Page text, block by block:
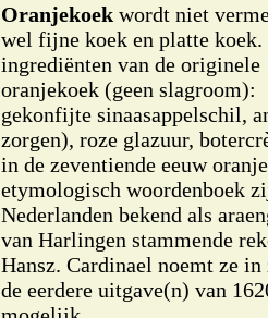
Oranjekoek wordt niet
wel fijne koek en platte koek.
ingrediënten van de originele
oranjekoek (geen slagroom):
gekonfijte sinaasappelschil,
zorgen), roze glazuur,
in de zeventiende eeuw
etymologisch woordenboek
Nederlanden bekend als
van Harlingen stammende
Hansz. Cardinael noemt ze
de eerdere uitgave(n) van